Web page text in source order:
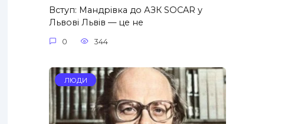
Вступ: Мандрівка до АЗК SOCAR у
Львові Львів — це не
0 344
ЛЮДИ